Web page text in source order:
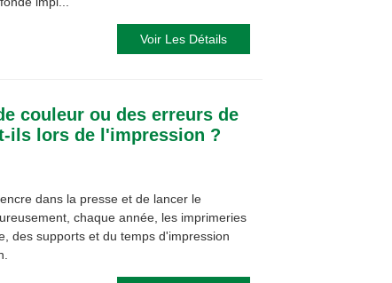
Voir Les Détails
couleur ou des erreurs de
ils lors de l'impression ?
dans la presse et de lancer le
chaque année, les imprimeries
des supports et du temps d'impression